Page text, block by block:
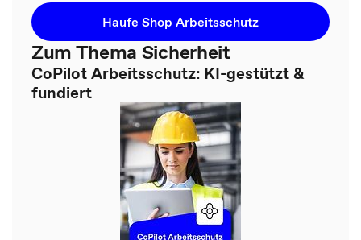
Haufe Shop Arbeitsschutz
Zum Thema Sicherheit
CoPilot Arbeitsschutz: KI-gestützt &
fundiert